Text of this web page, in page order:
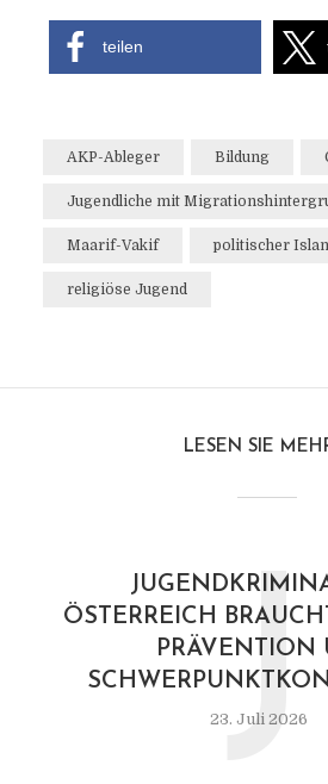
teilen
AKP-Ableger Bildung
Jugendliche mit
Maarif-Vakif politischer
religiöse Jugend
LESEN SIE
ÖSTERREICH
PRÄVENTION
23. Juli 2026
J